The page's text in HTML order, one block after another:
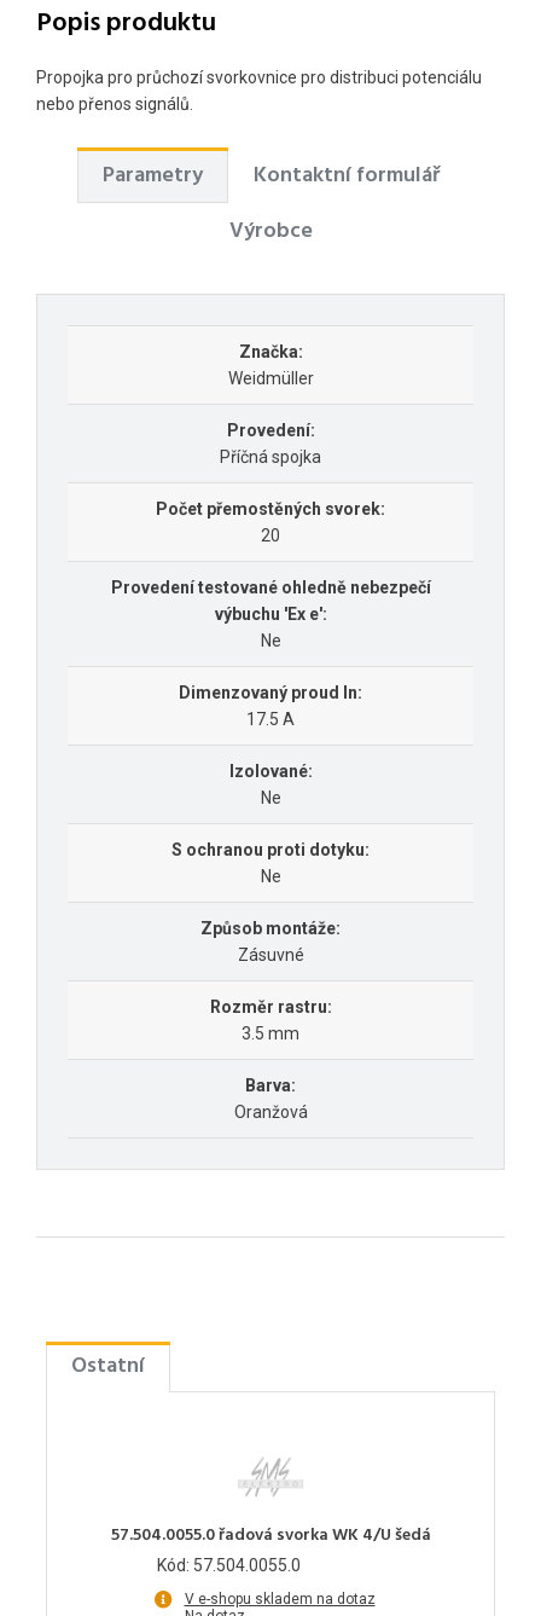
Popis produktu
Propojka pro průchozí svorkovnice pro distribuci potenciálu
nebo přenos signálů.
Parametry
Kontaktní formulář
Výrobce
Značka:
Weidmüller
Provedení:
Příčná spojka
Počet přemostěných svorek:
20
Provedení testované ohledně nebezpečí
výbuchu 'Ex e':
Ne
Dimenzovaný proud In:
17.5 A
Izolované:
Ne
S ochranou proti dotyku:
Ne
Způsob montáže:
Zásuvné
Rozměr rastru:
3.5 mm
Barva:
Oranžová
Ostatní
57.504.0055.0 řadová svorka WK 4/U šedá
Kód: 57.504.0055.0
V e-shopu skladem na dotaz